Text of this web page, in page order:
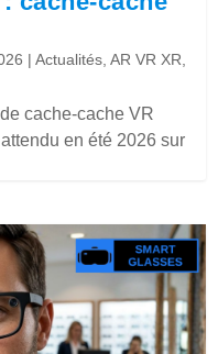
|Actualités ,AR VR XR
cache-cache VR
en été 2026 sur